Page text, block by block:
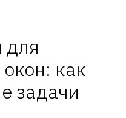
для
как
задачи